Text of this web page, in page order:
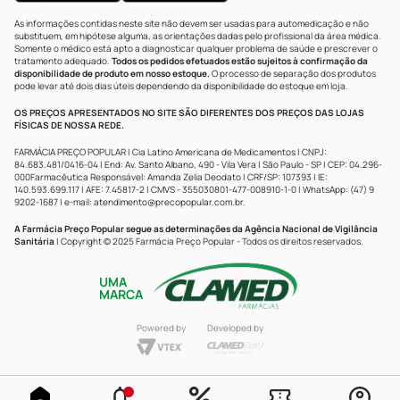
As informações contidas neste site não devem ser usadas para automedicação e não
substituem, em hipótese alguma, as orientações dadas pelo profissional da área médica.
Somente o médico está apto a diagnosticar qualquer problema de saúde e prescrever o
tratamento adequado. Todos os pedidos efetuados estão sujeitos à confirmação da
disponibilidade de produto em nosso estoque.O processo de separação dos produtos
pode levar até dois dias úteis dependendo da disponibilidade do estoque em loja.
OS PREÇOS APRESENTADOS NO SITE SÃO DIFERENTES DOS PREÇOS DAS LOJAS
FÍSICAS DE NOSSA REDE.
FARMÁCIA PREÇO POPULAR | Cia Latino Americana de Medicamentos | CNPJ:
84.683.481/0416-04 | End: Av. Santo Albano, 490 - Vila Vera | São Paulo - SP | CEP: 04.296-
000Farmacêutica Responsável: Amanda Zelia Deodato | CRF/SP: 107393 | IE:
140.593.699.117 | AFE: 7.45817-2 | CMVS - 355030801-477-008910-1-0 | WhatsApp: (47) 9
9202-1687 | e-mail: atendimento@precopopular.com.br.
A Farmácia Preço Popular segue as determinações da Agência Nacional de Vigilância
Sanitária | Copyright © 2025 Farmácia Preço Popular - Todos os direitos reservados.
UMA
MARCA
Powered by Developed by